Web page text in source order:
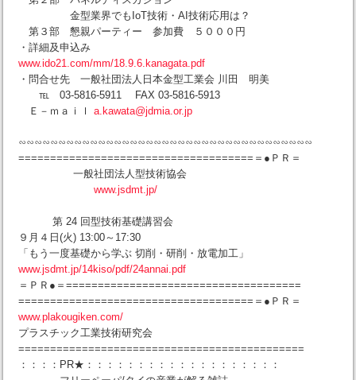
金型業界でもIoT技術・AI技術応用は？
第３部 懇親パーティー 参加費 ５０００円
・詳細及申込み
www.ido21.com/mm/18.9.6.kanagata.pdf
・問合せ先 一般社団法人日本金型工業会 川田 明美
℡ 03-5816-5911 FAX 03-5816-5913
Ｅ－ｍａｉｌ a.kawata@jdmia.or.jp
∽∽∽∽∽∽∽∽∽∽∽∽∽∽∽∽∽∽∽∽∽∽∽∽∽∽∽∽∽∽∽∽∽∽∽∽∽
=====================================＝●ＰＲ＝
一般社団法人型技術協会
www.jsdmt.jp/
第 24 回型技術基礎講習会
９月４日(火) 13:00～17:30
「もう一度基礎から学ぶ 切削・研削・放電加工」
www.jsdmt.jp/14kiso/pdf/24annai.pdf
＝ＰＲ●＝=====================================
=====================================＝●ＰＲ＝
www.plakougiken.com/
プラスチック工業技術研究会
=============================================
：：：：PR★：：：：：：：：：：：：：：：：：：：